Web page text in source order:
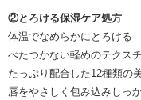
②とろける保湿ケア処方
体温でなめらかにとろける
べたつかない軽めのテクス
たっぷり配合した12種類の
唇をやさしく包み込みしっ